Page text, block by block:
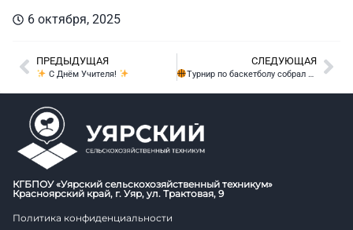
6 октября, 2025
ПРЕДЫДУЩАЯ
С Днём Учителя!
СЛЕДУЮЩАЯ
Турнир по баскетболу собрал юных спортсменов!
КГБПОУ «Уярский сельскохозяйственный техникум»
Красноярский край, г. Уяр, ул. Трактовая, 9
Политика конфиденциальности